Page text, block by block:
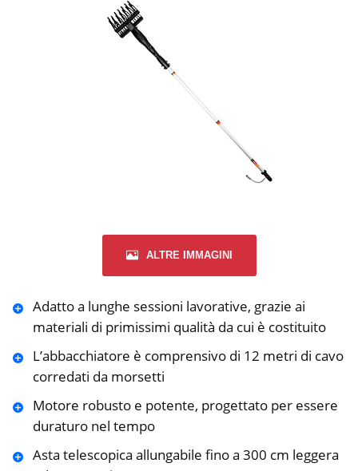
ALTRE IMMAGINI
Adatto a lunghe sessioni lavorative, grazie ai
materiali di primissimi qualità da cui è costituito
L’abbacchiatore è comprensivo di 12 metri di cavo
corredati da morsetti
Motore robusto e potente, progettato per essere
duraturo nel tempo
Asta telescopica allungabile fino a 300 cm leggera